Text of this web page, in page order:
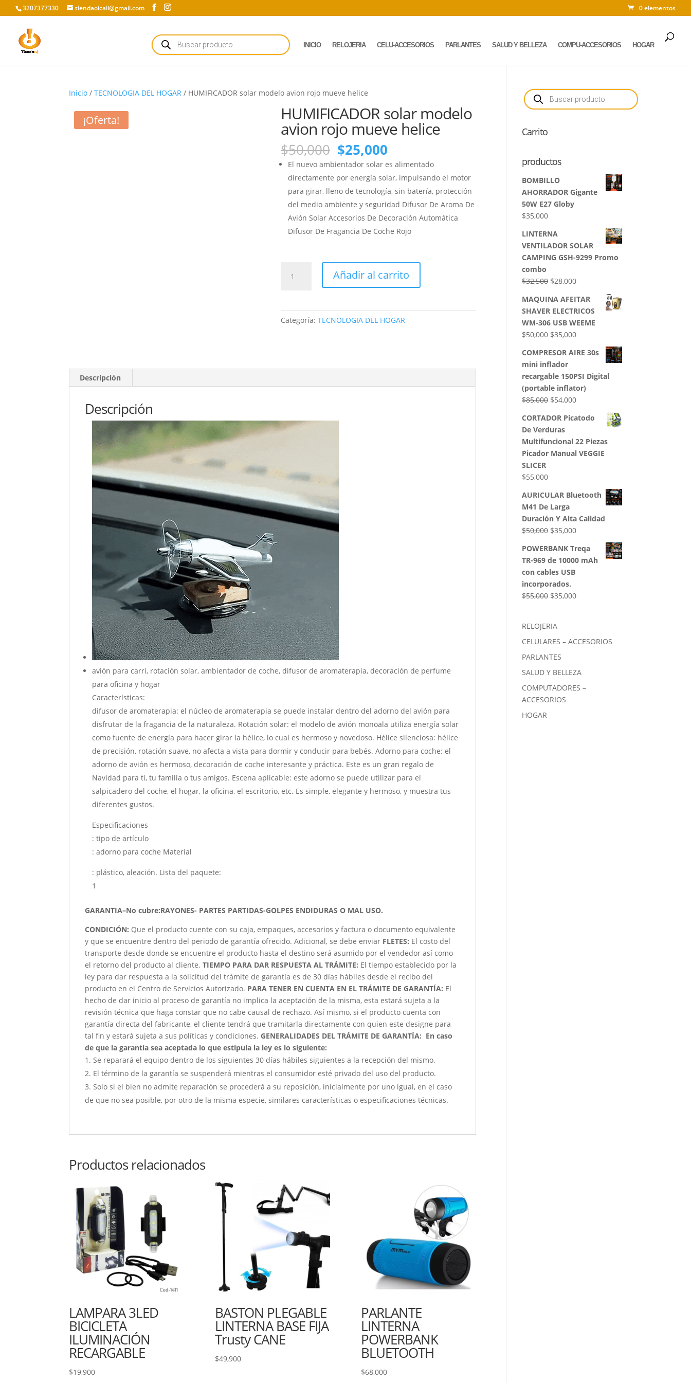
3207377330 tiendaoicali@gmail.com 0 elementos
Búsqueda
de
productos
INICIO RELOJERIA CELU-ACCESORIOS PARLANTES SALUD Y BELLEZA COMPU-ACCESORIOS HOGAR
Inicio /TECNOLOGIA DEL HOGAR / HUMIFICADOR solar modelo avion rojo mueve helice
¡Oferta! HUMIFICADOR solar modelo
avion rojo mueve helice
$50,000 El
precio
original
era:
$50,000.
$25,000
precio
actual
es:
$25,000.
El nuevo ambientador solar es alimentado
directamente por energía solar, impulsando el motor
para girar, lleno de tecnología, sin batería, protección
del medio ambiente y seguridad Difusor De Aroma De
Avión Solar Accesorios De Decoración Automática
Difusor De Fragancia De Coche Rojo
solar
mueve
Añadir al carrito
Categoría:TECNOLOGIA DEL HOGAR
Descripción
Descripción
avión para carri, rotación solar, ambientador de coche, difusor de aromaterapia, decoración de perfume
para oficina y hogar
Características:
difusor de aromaterapia: el núcleo de aromaterapia se puede instalar dentro del adorno del avión para
disfrutar de la fragancia de la naturaleza. Rotación solar: el modelo de avión monoala utiliza energía solar
como fuente de energía para hacer girar la hélice, lo cual es hermoso y novedoso. Hélice silenciosa: hélice
de precisión, rotación suave, no afecta a vista para dormir y conducir para bebés. Adorno para coche: el
adorno de avión es hermoso, decoración de coche interesante y práctica. Este es un gran regalo de
Navidad para ti, tu familia o tus amigos. Escena aplicable: este adorno se puede utilizar para el
salpicadero del coche, el hogar, la oficina, el escritorio, etc. Es simple, elegante y hermoso, y muestra tus
diferentes gustos.
Especificaciones
: tipo de artículo
: adorno para coche Material
: plástico, aleación. Lista del paquete:
1
GARANTIA–No cubre:RAYONES- PARTES PARTIDAS-GOLPES ENDIDURAS O MAL USO.
CONDICIÓN: Que el producto cuente con su caja, empaques, accesorios y factura o documento equivalente
y que se encuentre dentro del periodo de garantía ofrecido. Adicional, se debe enviar FLETES: El costo del
transporte desde donde se encuentre el producto hasta el destino será asumido por el vendedor así como
el retorno del producto al cliente.TIEMPO PARA DAR RESPUESTA AL TRÁMITE: El tiempo establecido por la
ley para dar respuesta a la solicitud del trámite de garantía es de 30 días hábiles desde el recibo del
producto en el Centro de Servicios Autorizado. PARA TENER EN CUENTA EN EL TRÁMITE DE GARANTÍA: El
hecho de dar inicio al proceso de garantía no implica la aceptación de la misma, esta estará sujeta a la
revisión técnica que haga constar que no cabe causal de rechazo. Así mismo, si el producto cuenta con
garantía directa del fabricante, el cliente tendrá que tramitarla directamente con quien este designe para
tal fin y estará sujeta a sus políticas y condiciones.GENERALIDADES DEL TRÁMITE DE GARANTÍA: En caso
de que la garantía sea aceptada lo que estipula la ley es lo siguiente:
Se reparará el equipo dentro de los siguientes 30 días hábiles siguientes a la recepción del mismo.
El término de la garantía se suspenderá mientras el consumidor esté privado del uso del producto.
Solo si el bien no admite reparación se procederá a su reposición, inicialmente por uno igual, en el caso
de que no sea posible, por otro de la misma especie, similares características o especificaciones técnicas.
Productos relacionados
LAMPARA 3LED
BICICLETA
ILUMINACIÓN
RECARGABLE
$19,900
BASTON PLEGABLE
LINTERNA BASE FIJA
Trusty CANE
$49,900
PARLANTE
LINTERNA
POWERBANK
BLUETOOTH
$68,000
Búsqueda
de
productos
Carrito
productos
BOMBILLO
AHORRADOR Gigante
50W E27 Globy
$35,000
LINTERNA
VENTILADOR SOLAR
CAMPING GSH-9299 Promo
combo
$32,500 El
original
era:
$32,500.
$28,000El
actual
es:
$28,000.
MAQUINA AFEITAR
SHAVER ELECTRICOS
WM-306 USB WEEME
$50,000 El
original
era:
$50,000.
$35,000El
actual
$35,000.
COMPRESOR AIRE 30s
mini inflador
recargable 150PSI Digital
(portable inflator)
$85,000 El
original
era:
$85,000.
$54,000El
actual
$54,000.
CORTADOR Picatodo
De Verduras
Multifuncional 22 Piezas
Picador Manual VEGGIE
SLICER
$55,000
AURICULAR Bluetooth
M41 De Larga
Duración Y Alta Calidad
$50,000 El
original
era:
$50,000.
$35,000El
actual
es:
POWERBANK Treqa
TR-969 de 10000 mAh
con cables USB
incorporados.
$55,000 El
era:
$55,000.
$35,000El
$35,000.
RELOJERIA
CELULARES – ACCESORIOS
PARLANTES
SALUD Y BELLEZA
COMPUTADORES –
ACCESORIOS
HOGAR